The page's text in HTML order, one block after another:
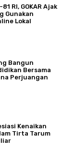
RI, GOKAR Ajak
Gunakan
Lokal
Bangun
Bersama
Perjuangan
Kenaikan
Tirta Tarum